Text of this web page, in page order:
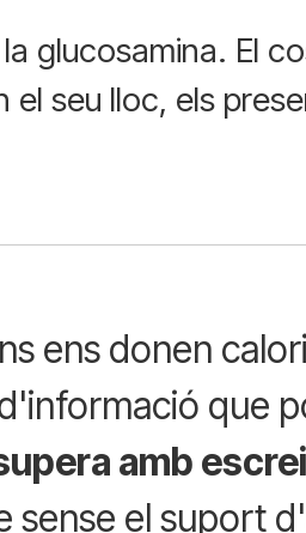
glucosamina. El
el seu lloc, els
ens donen
que
amb
sense el suport